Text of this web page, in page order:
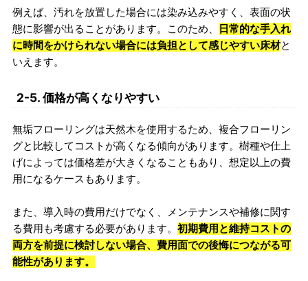
例えば、汚れを放置した場合には染み込みやすく、表面の状
態に影響が出ることがあります。このため、
日常的な手入れ
に時間をかけられない場合には負担として感じやすい床材と
いえます。
2-5. 価格が高くなりやすい
無垢フローリングは天然木を使用するため、複合フローリン
グと比較してコストが高くなる傾向があります。樹種や仕上
げによっては価格差が大きくなることもあり、想定以上の費
用になるケースもあります。
また、導入時の費用だけでなく、メンテナンスや補修に関す
る費用も考慮する必要があります。 初期費用と維持コストの
両方を前提に検討しない場合、費用面での後悔につながる可
能性があります。